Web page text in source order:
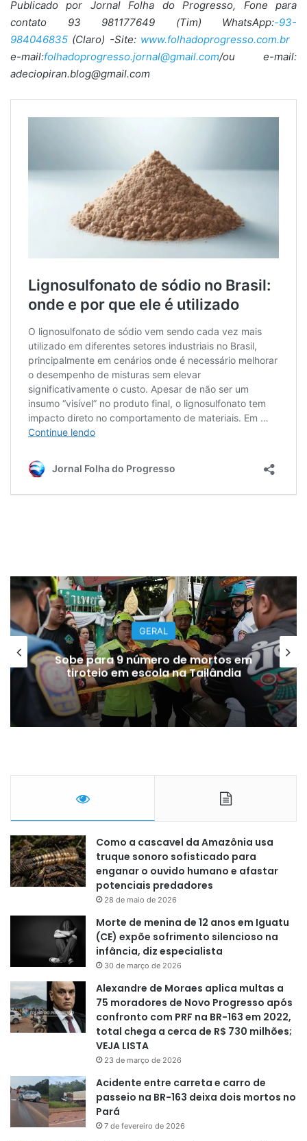
Publicado por Jornal Folha do Progresso, Fone para
contato 93 981177649 (Tim) WhatsApp:-93-
984046835 (Claro) -Site: www.folhadoprogresso.com.br
e-mail:folhadoprogresso.jornal@gmail.com/ou e-mail:
adeciopiran.blog@gmail.com
ARTISTAS E FAMOSOS
Morre pai de Lionel Messi aos 68
anos na Argentina, diz jornal
Como a cascavel da Amazônia usa
truque sonoro sofisticado para
enganar o ouvido humano e afastar
potenciais predadores
28 de maio de 2026
Morte de menina de 12 anos em Iguatu
(CE) expõe sofrimento silencioso na
infância, diz especialista
30 de março de 2026
Alexandre de Moraes aplica multas a
75 moradores de Novo Progresso após
confronto com PRF na BR-163 em 2022,
total chega a cerca de R$ 730 milhões;
VEJA LISTA
23 de março de 2026
Acidente entre carreta e carro de
passeio na BR-163 deixa dois mortos no
Pará
7 de fevereiro de 2026